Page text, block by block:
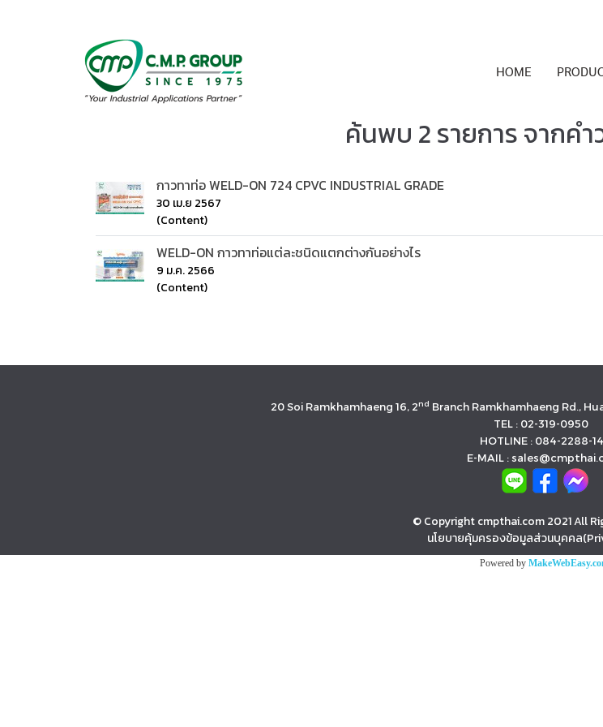
HOME
ค้นพบ 2 รายการ จากคำ
กาวทาท่อ WELD-ON 724 CPVC INDUSTRIAL GRADE
30 เม.ย 2567
(Content)
WELD-ON กาวทาท่อแต่ละชนิดแตกต่างกันอย่างไร
9 ม.ค. 2566
(Content)
20 Soi Ramkhamhaeng 16, 2nd Branch Ramkhamhaeng Rd.,
TEL : 02-319-0950
HOTLINE : 084-2288-
E-MAIL :
© Copyright cmpthai.com 2021 All
นโยบายคุ้มครองข้อมูลส่วนบุคคล
Powered by